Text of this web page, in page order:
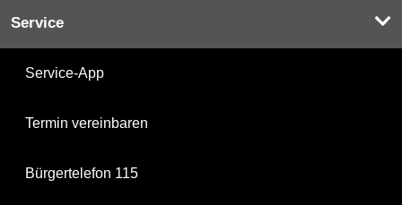
Service
Service-App
Termin vereinbaren
Bürgertelefon 115